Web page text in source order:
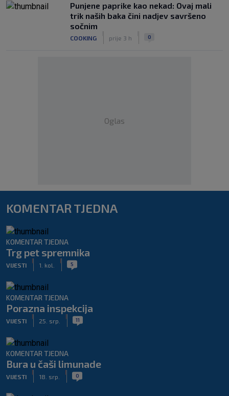
Punjene paprike kao nekad: Ovaj mali
trik naših baka čini nadjev savršeno
sočnim
COOKING prije 3 h 0
Oglas
KOMENTAR TJEDNA
KOMENTAR TJEDNA
Trg pet spremnika
VIJESTI 1. kol. 5
KOMENTAR TJEDNA
Porazna inspekcija
VIJESTI 25. srp. 11
KOMENTAR TJEDNA
Bura u čaši limunade
VIJESTI 18. srp. 0